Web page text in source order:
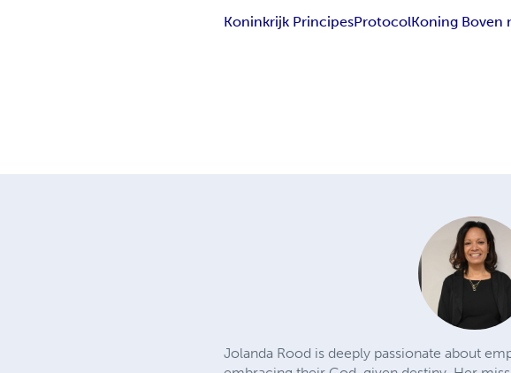
Koninkrijk PrincipesProtocolKoning Boven
Jolanda Rood is deeply passionate about